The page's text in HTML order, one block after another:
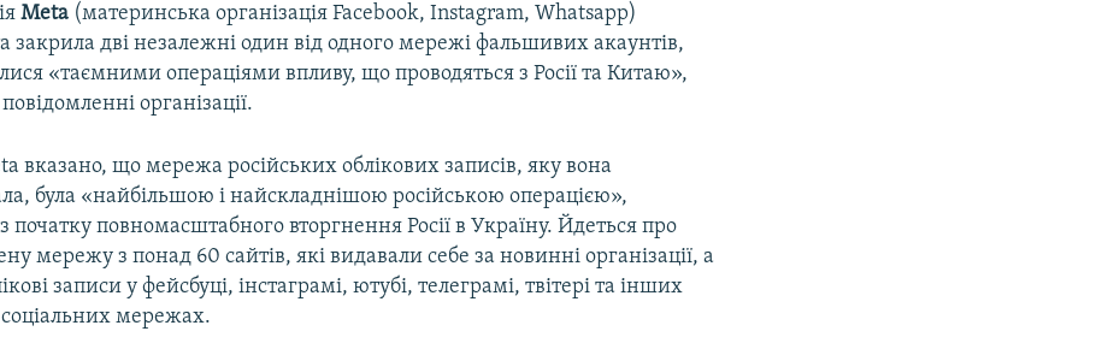
Meta (материнська організація Facebook, Instagram, Whatsapp)
закрила дві незалежні один від одного мережі фальшивих акаунтів,
«таємними операціями впливу, що проводяться з Росії та Китаю»,
організації.
вказано, що мережа російських облікових записів, яку вона
була «найбільшою і найскладнішою російською операцією»,
початку повномасштабного вторгнення Росії в Україну. Йдеться про
мережу з понад 60 сайтів, які видавали себе за новинні організації, а
записи у фейсбуці, інстаграмі, ютубі, телеграмі, твітері та інших
соціальних мережах.